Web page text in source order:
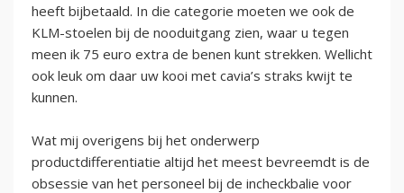
heeft bijbetaald. In die categorie moeten we ook de
KLM-stoelen bij de nooduitgang zien, waar u tegen
meen ik 75 euro extra de benen kunt strekken. Wellicht
ook leuk om daar uw kooi met cavia’s straks kwijt te
kunnen.
Wat mij overigens bij het onderwerp
productdifferentiatie altijd het meest bevreemdt is de
obsessie van het personeel bij de incheckbalie voor